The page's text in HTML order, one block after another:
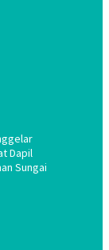
Dapil
Sungai